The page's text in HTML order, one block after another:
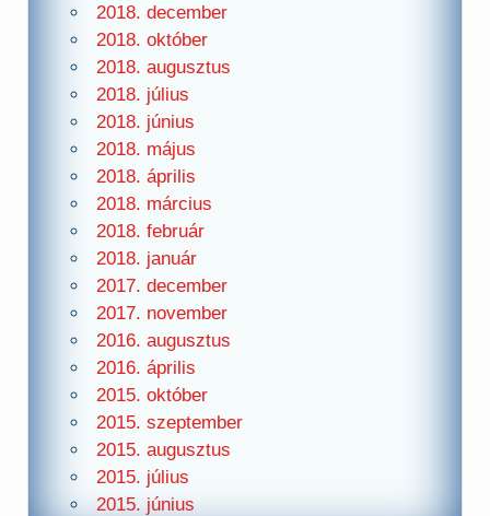
2018. december
2018. október
2018. augusztus
2018. július
2018. június
2018. május
2018. április
2018. március
2018. február
2018. január
2017. december
2017. november
2016. augusztus
2016. április
2015. október
2015. szeptember
2015. augusztus
2015. július
2015. június